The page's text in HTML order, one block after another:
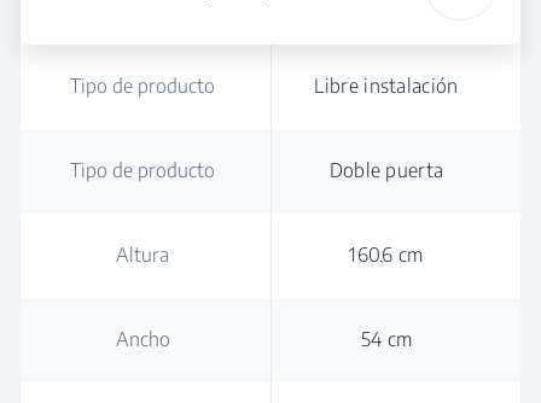
Tipo de producto Libre instalación
Tipo de producto Doble puerta
Altura 160.6 cm
Ancho 54 cm